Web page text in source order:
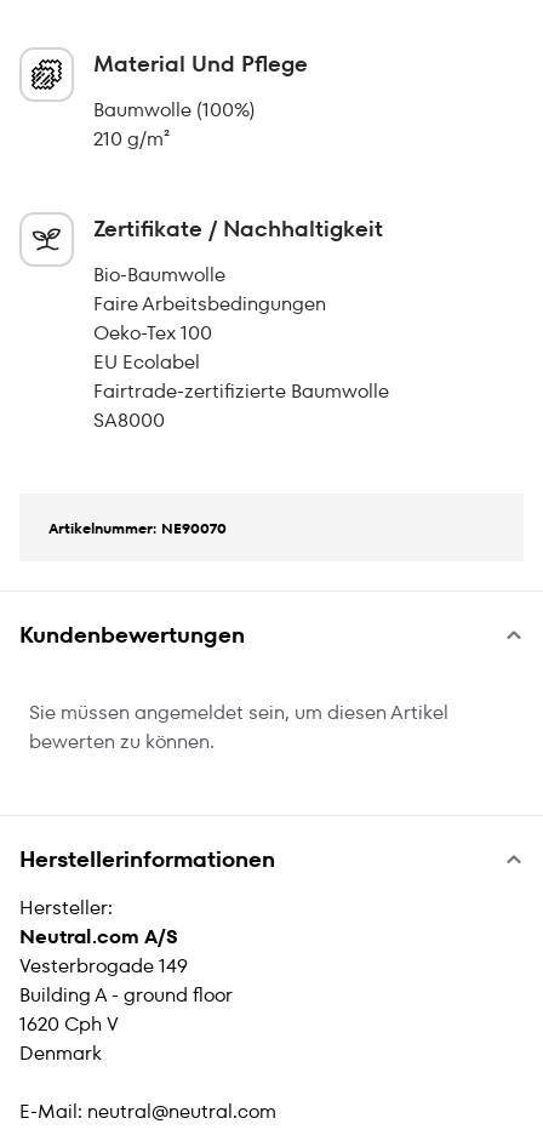
Material Und Pflege
Baumwolle (100%)
210 g/m²
Zertifikate / Nachhaltigkeit
Bio-Baumwolle
Faire Arbeitsbedingungen
Oeko-Tex 100
EU Ecolabel
Fairtrade-zertifizierte Baumwolle
SA8000
Artikelnummer: NE90070
Kundenbewertungen
Sie müssen angemeldet sein, um diesen Artikel
bewerten zu können.
Herstellerinformationen
Hersteller:
Neutral.com A/S
Vesterbrogade 149
Building A - ground floor
1620 Cph V
Denmark
E-Mail: neutral@neutral.com